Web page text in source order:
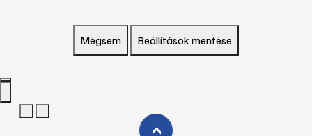
Mégsem Beállítások mentése
›